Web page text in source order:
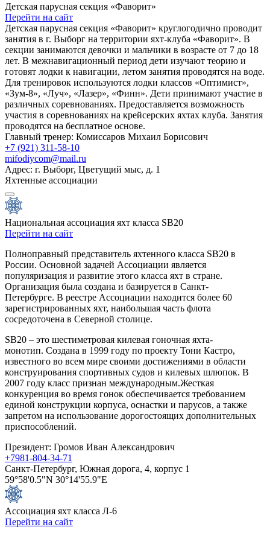
Детская парусная секция «Фаворит»
Перейти на сайт
Детская парусная секция «Фаворит» круглогодично проводит
занятия в г. Выборг на территории яхт-клуба «Фаворит». В
секции занимаются девочки и мальчики в возрасте от 7 до 18
лет. В межнавигационный период дети изучают теорию и
готовят лодки к навигации, летом занятия проводятся на воде.
Для тренировок используются лодки классов «Оптимист»,
«Зум-8», «Луч», «Лазер», «Финн». Дети принимают участие в
различных соревнованиях. Предоставляется возможность
участия в соревнованиях на крейсерских яхтах клуба. Занятия
проводятся на бесплатное основе.
Главный тренер: Комиссаров Михаил Борисович
+7 (921) 311-58-10
mifodiycom@mail.ru
Адрес: г. Выборг, Цветущий мыс, д. 1
Яхтенные ассоциации
Национальная ассоциация яхт класса SB20
Перейти на сайт
Полноправный представитель яхтенного класса SB20 в
России. Основной задачей Ассоциации является
популяризация и развитие этого класса яхт в стране.
Организация была создана и базируется в Санкт-
Петербурге. В реестре Ассоциации находится более 60
зарегистрированных яхт, наибольшая часть флота
сосредоточена в Северной столице.
SB20 – это шестиметровая килевая гоночная яхта-
монотип. Создана в 1999 году по проекту Тони Кастро,
известного во всем мире своими достижениями в области
конструирования спортивных судов и килевых шлюпок. В
2007 году класс признан международным.Жесткая
конкуренция во время гонок обеспечивается требованием
единой конструкции корпуса, оснастки и парусов, а также
запретом на использование дорогостоящих дополнительных
приспособлений.
Президент: Громов Иван Александрович
+7981-804-34-71
Санкт-Петербург, Южная дорога, 4, корпус 1
59°58'0.5"N 30°14'55.9"E
Ассоциация яхт класса Л-6
Перейти на сайт